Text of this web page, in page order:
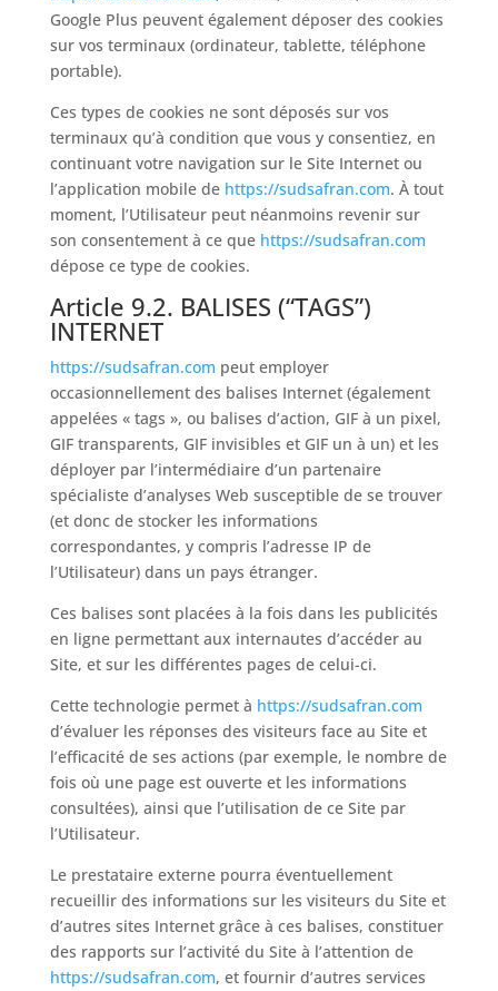
Google Plus peuvent également déposer des cookies
sur vos terminaux (ordinateur, tablette, téléphone
portable).
Ces types de cookies ne sont déposés sur vos
terminaux qu’à condition que vous y consentiez, en
continuant votre navigation sur le Site Internet ou
l’application mobile de https://sudsafran.com. À tout
moment, l’Utilisateur peut néanmoins revenir sur
son consentement à ce que https://sudsafran.com
dépose ce type de cookies.
Article 9.2. BALISES (“TAGS”)
INTERNET
https://sudsafran.com peut employer
occasionnellement des balises Internet (également
appelées « tags », ou balises d’action, GIF à un pixel,
GIF transparents, GIF invisibles et GIF un à un) et les
déployer par l’intermédiaire d’un partenaire
spécialiste d’analyses Web susceptible de se trouver
(et donc de stocker les informations
correspondantes, y compris l’adresse IP de
l’Utilisateur) dans un pays étranger.
Ces balises sont placées à la fois dans les publicités
en ligne permettant aux internautes d’accéder au
Site, et sur les différentes pages de celui-ci.
Cette technologie permet à https://sudsafran.com
d’évaluer les réponses des visiteurs face au Site et
l’efficacité de ses actions (par exemple, le nombre de
fois où une page est ouverte et les informations
consultées), ainsi que l’utilisation de ce Site par
l’Utilisateur.
Le prestataire externe pourra éventuellement
recueillir des informations sur les visiteurs du Site et
d’autres sites Internet grâce à ces balises, constituer
des rapports sur l’activité du Site à l’attention de
https://sudsafran.com, et fournir d’autres services